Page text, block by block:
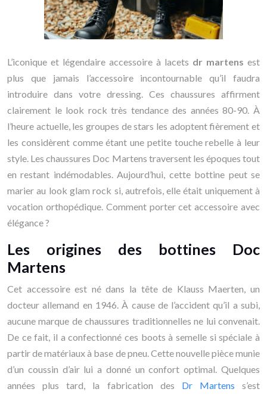
L’iconique et légendaire accessoire à lacets dr martens est
plus que jamais l’accessoire incontournable qu’il faudra
introduire dans votre dressing. Ces chaussures affirment
clairement le look rock très tendance des années 80-90. À
l’heure actuelle, les groupes de stars les adoptent fièrement et
les considèrent comme étant une petite touche rebelle à leur
style. Les chaussures Doc Martens traversent les époques tout
en restant indémodables. Aujourd’hui, cette bottine peut se
marier au look glam rock si, autrefois, elle était uniquement à
vocation orthopédique. Comment porter cet accessoire avec
élégance ?
Les origines des bottines Doc
Martens
Cet accessoire est né dans la tête de Klauss Maerten, un
docteur allemand en 1946. À cause de l’accident qu’il a subi,
aucune marque de chaussures traditionnelles ne lui convenait.
De ce fait, il a confectionné ces boots à semelle si spéciale à
partir de matériaux à base de pneu. Cette nouvelle pièce munie
d’un coussin d’air lui a donné un confort optimal. Quelques
années plus tard, la fabrication des Dr Martens s’est